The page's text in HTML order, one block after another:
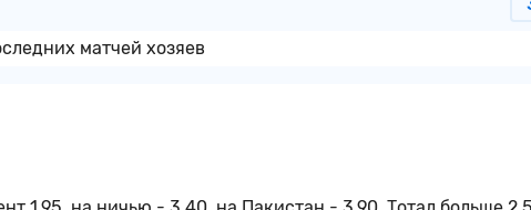
матчей хозяев